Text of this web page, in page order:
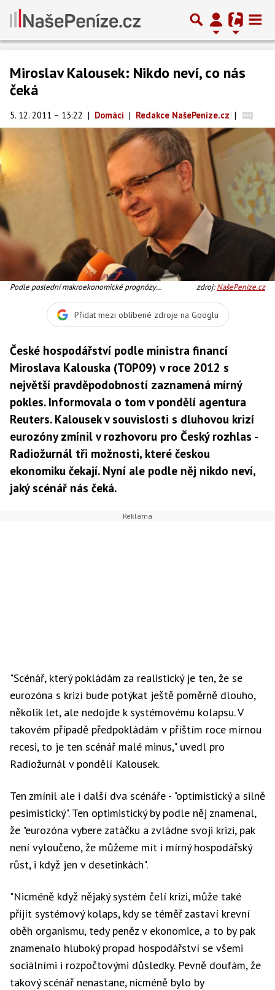
Miroslav Kalousek: Nikdo neví, co nás
čeká
5. 12. 2011 – 13:22 | Domácí | Redakce NašePeníze.cz |
Podle poslední makroekonomické prognózy
v roce 2012 růst o jedno procento, Foto: TOP09
zdroj:NašePeníze.cz
Přidat mezi oblíbené zdroje na Googlu
České hospodářství podle ministra financí
Miroslava Kalouska (TOP09) v roce 2012 s
největší pravděpodobností zaznamená mírný
pokles. Informovala o tom v pondělí agentura
Reuters. Kalousek v souvislosti s dluhovou krizí
eurozóny zmínil v rozhovoru pro Český rozhlas -
Radiožurnál tři možnosti, které českou
ekonomiku čekají. Nyní ale podle něj nikdo neví,
jaký scénář nás čeká.
"Scénář, který pokládám za realistický je ten, že se
eurozóna s krizí bude potýkat ještě poměrně dlouho,
několik let, ale nedojde k systémovému kolapsu. V
takovém případě předpokládám v příštím roce mírnou
recesi, to je ten scénář malé minus," uvedl pro
Radiožurnál v pondělí Kalousek.
Ten zmínil ale i další dva scénáře - "optimistický a silně
pesimistický". Ten optimistický by podle něj znamenal,
že "eurozóna vybere zatáčku a zvládne svoji krizi, pak
není vyloučeno, že můžeme mít i mírný hospodářský
růst, i když jen v desetinkách".
"Nicméně když nějaký systém čelí krizi, může také
přijít systémový kolaps, kdy se téměř zastaví krevní
oběh organismu, tedy peněz v ekonomice, a to by pak
znamenalo hluboký propad hospodářství se všemi
sociálními i rozpočtovými důsledky. Pevně doufám, že
takový scénář nenastane, nicméně bylo by